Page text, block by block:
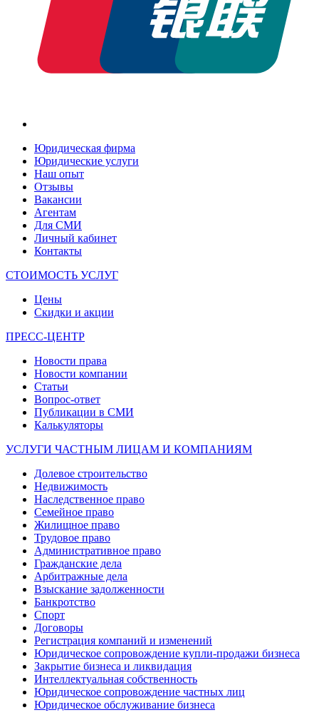
Юридическая фирма
Юридические услуги
Наш опыт
Отзывы
Вакансии
Агентам
Для СМИ
Личный кабинет
Контакты
СТОИМОСТЬ УСЛУГ
Цены
Скидки и акции
ПРЕСС-ЦЕНТР
Новости права
Новости компании
Статьи
Вопрос-ответ
Публикации в СМИ
Калькуляторы
УСЛУГИ ЧАСТНЫМ ЛИЦАМ И КОМПАНИЯМ
Долевое строительство
Недвижимость
Наследственное право
Семейное право
Жилищное право
Трудовое право
Административное право
Гражданские дела
Арбитражные дела
Взыскание задолженности
Банкротство
Спорт
Договоры
Регистрация компаний и изменений
Юридическое сопровождение купли-продажи бизнеса
Закрытие бизнеса и ликвидация
Интеллектуальная собственность
Юридическое сопровождение частных лиц
Юридическое обслуживание бизнеса